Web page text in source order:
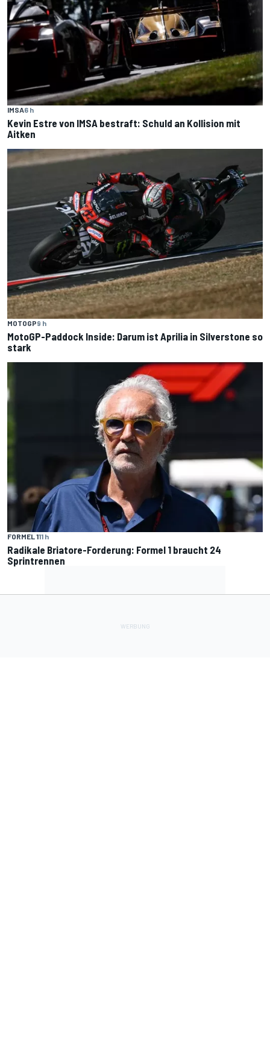
IMSA6 h
Kevin Estre von IMSA bestraft: Schuld an Kollision mit
Aitken
MOTOGP9 h
MotoGP-Paddock Inside: Darum ist Aprilia in Silverstone so
stark
FORMEL 111 h
Radikale Briatore-Forderung: Formel 1 braucht 24
Sprintrennen